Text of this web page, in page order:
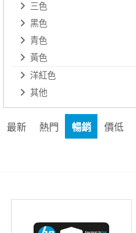
三色
黑色
青色
黃色
洋紅色
其他
最新 熱門 暢銷 價低